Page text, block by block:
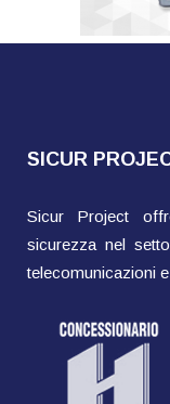
SICUR
Sicur Project
sicurezza nel
telecomunicazioni